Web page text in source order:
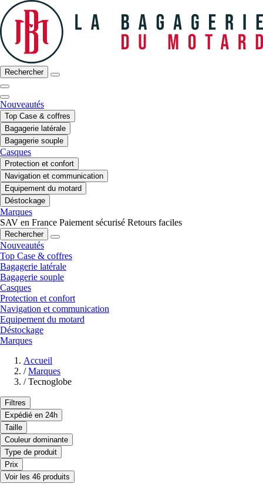
Rechercher
Nouveautés
Top Case & coffres
Bagagerie latérale
Bagagerie souple
Casques
Protection et confort
Navigation et communication
Equipement du motard
Déstockage
Marques
SAV en France Paiement sécurisé Retours faciles
Rechercher
Nouveautés
Top Case & coffres
Bagagerie latérale
Bagagerie souple
Casques
Protection et confort
Navigation et communication
Equipement du motard
Déstockage
Marques
Accueil
/ Marques
/ Tecnoglobe
Filtres
Expédié en 24h
Taille
Couleur dominante
Type de produit
Prix
Voir les 46 produits